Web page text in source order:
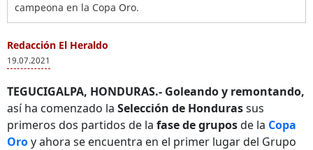
campeona en la Copa Oro.
Redacción El Heraldo
19.07.2021
TEGUCIGALPA, HONDURAS.- Goleando y remontando,
así ha comenzado la Selección de Hondurassus
primeros dos partidos de la fase de gruposde la Copa
Oroy ahora se encuentra en el primer lugar del Grupo